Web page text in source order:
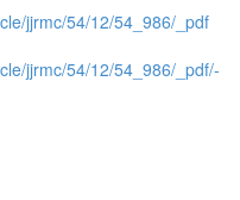
jjrmc/54/12/54_986/_pdf
jjrmc/54/12/54_986/_pdf/-